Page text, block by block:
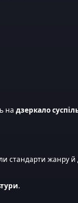
на дзеркало
стандарти жанру
.